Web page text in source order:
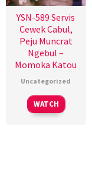
YSN-589 Servis
Cewek Cabul,
Peju Muncrat
Ngebul –
Momoka Katou
Uncategorized
WATCH